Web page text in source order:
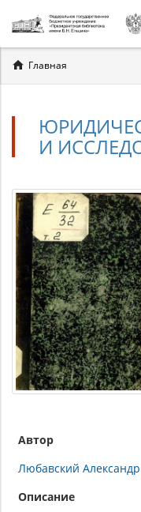
Вы
здесь
Главная
И
Автор
Любавский
Описание